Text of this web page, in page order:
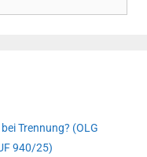
Trennung? (OLG
940/25)